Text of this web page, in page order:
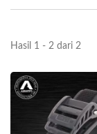
Hasil 1 - 2 dari 2